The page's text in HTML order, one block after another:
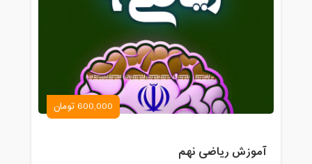
600,000 تومان
آموزش ریاضی نهم